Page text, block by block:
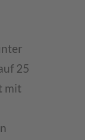
25
mit